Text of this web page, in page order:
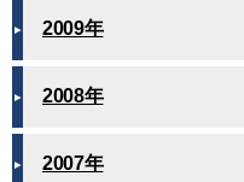
2009年
2008年
2007年